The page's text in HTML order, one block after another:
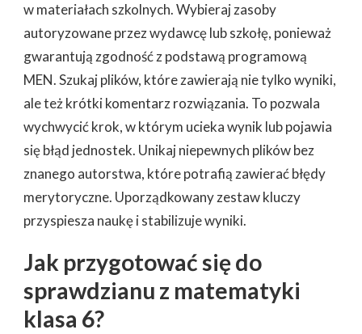
w materiałach szkolnych. Wybieraj zasoby
autoryzowane przez wydawcę lub szkołę, ponieważ
gwarantują zgodność z podstawą programową
MEN. Szukaj plików, które zawierają nie tylko wyniki,
ale też krótki komentarz rozwiązania. To pozwala
wychwycić krok, w którym ucieka wynik lub pojawia
się błąd jednostek. Unikaj niepewnych plików bez
znanego autorstwa, które potrafią zawierać błędy
merytoryczne. Uporządkowany zestaw kluczy
przyspiesza naukę i stabilizuje wyniki.
Jak przygotować się do
sprawdzianu z matematyki
klasa 6?